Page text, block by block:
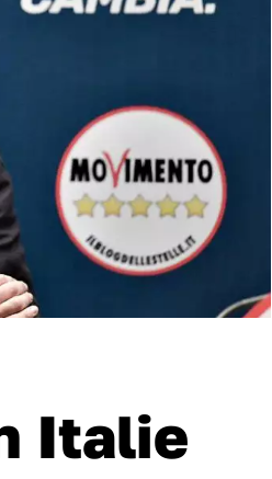
Italie